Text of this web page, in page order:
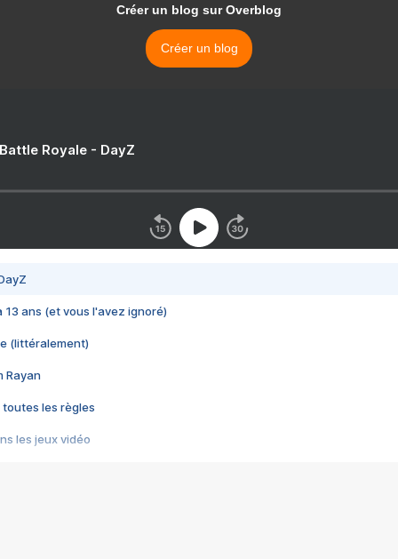
Créer un blog sur Overblog
Créer un blog
Royale - DayZ
13 ans (et vous l'avez ignoré)
(littéralement)
Rayan
toutes les règles
les jeux vidéo